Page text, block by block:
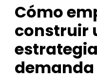
Cómo
construir